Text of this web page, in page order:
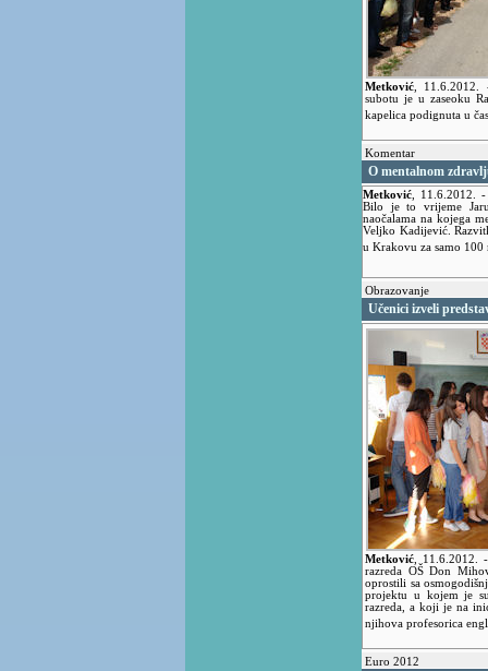
Metković 11.6.2012.
subotu je u zaseoku
kapelica podignuta u
Komentar
O mentalnom
Metković 11.6.2012.-
Bilo je to vrijeme
naočalama na kojega
Veljko Kadijević.
u Krakovu za samo
Obrazovanje
Učenici izveli
Metković 11.6.2012.
razreda OŠ Don
oprostili sa
projektu u kojem je
razreda, a koji je na
njihova profesorica
Euro 2012